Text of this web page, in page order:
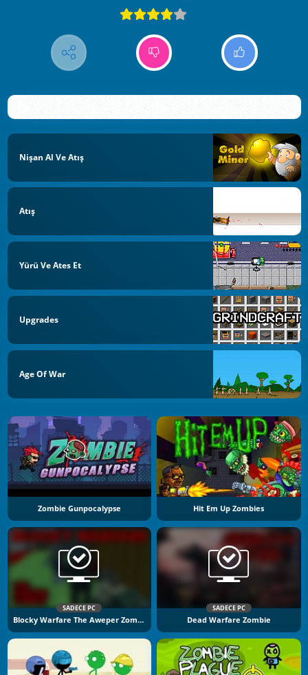
Nişan Al Ve Atış
Atış
Yürü Ve Ates Et
Upgrades
Age Of War
Zombie Gunpocalypse Hit Em Up Zombies
SADECE PC
Blocky Warfare The Aweper Zombie
SADECE PC
Dead Warfare Zombie